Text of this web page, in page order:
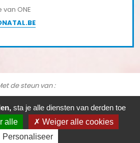
ONE
de steun van :
All Rights Reserved. Webprivacybeleid
sta je alle diensten van derden toe
alle
Weiger alle cookies
Personaliseer